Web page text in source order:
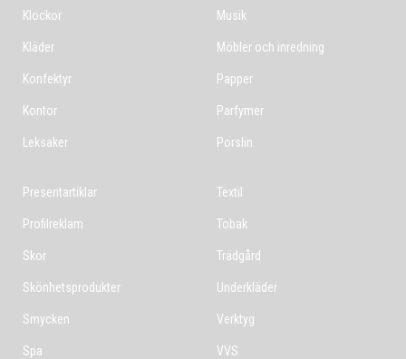
Klockor
Kläder
Konfektyr
Kontor
Leksaker
Musik
Möbler och inredning
Papper
Parfymer
Porslin
Presentartiklar
Profilreklam
Skor
Skönhetsprodukter
Smycken
Spa
Textil
Tobak
Trädgård
Underkläder
Verktyg
VVS